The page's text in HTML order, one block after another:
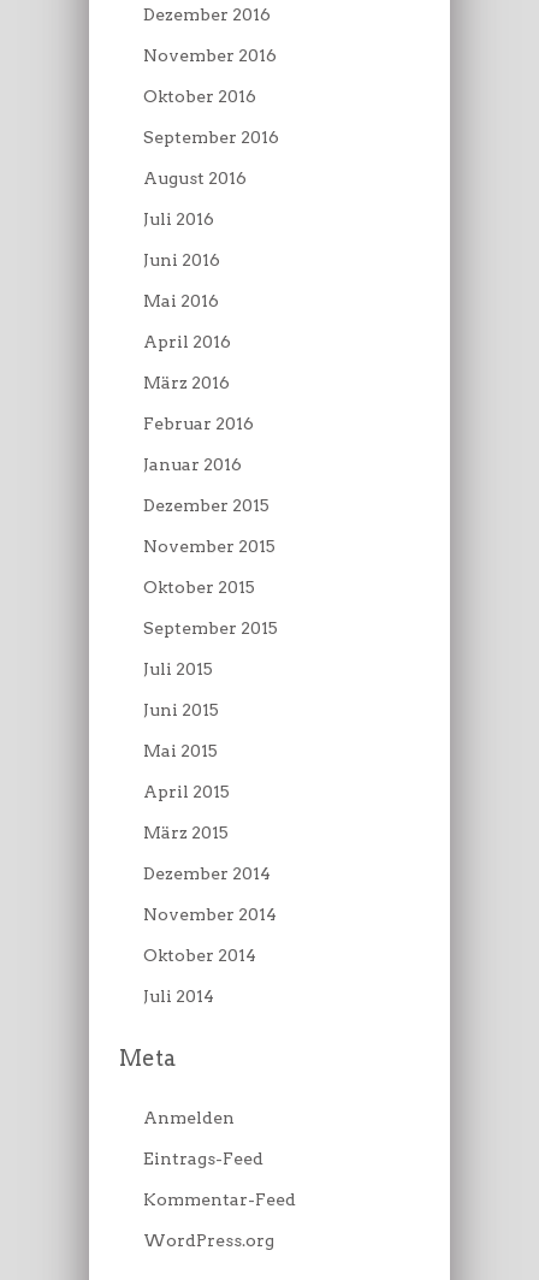
Dezember 2016
November 2016
Oktober 2016
September 2016
August 2016
Juli 2016
Juni 2016
Mai 2016
April 2016
März 2016
Februar 2016
Januar 2016
Dezember 2015
November 2015
Oktober 2015
September 2015
Juli 2015
Juni 2015
Mai 2015
April 2015
März 2015
Dezember 2014
November 2014
Oktober 2014
Juli 2014
Meta
Anmelden
Eintrags-Feed
Kommentar-Feed
WordPress.org